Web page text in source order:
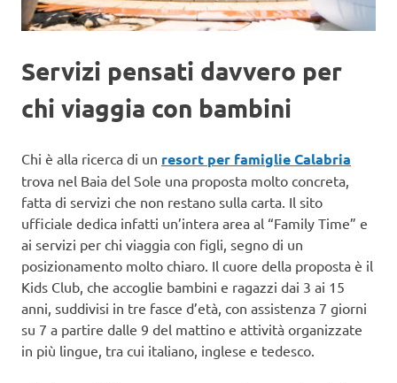
Servizi pensati davvero per
chi viaggia con bambini
Chi è alla ricerca di un resort per famiglie Calabria
trova nel Baia del Sole una proposta molto concreta,
fatta di servizi che non restano sulla carta. Il sito
ufficiale dedica infatti un’intera area al “Family Time” e
ai servizi per chi viaggia con figli, segno di un
posizionamento molto chiaro. Il cuore della proposta è il
Kids Club, che accoglie bambini e ragazzi dai 3 ai 15
anni, suddivisi in tre fasce d’età, con assistenza 7 giorni
su 7 a partire dalle 9 del mattino e attività organizzate
in più lingue, tra cui italiano, inglese e tedesco.